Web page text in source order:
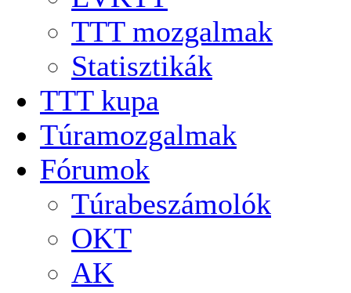
TTT mozgalmak
Statisztikák
TTT kupa
Túramozgalmak
Fórumok
Túrabeszámolók
OKT
AK